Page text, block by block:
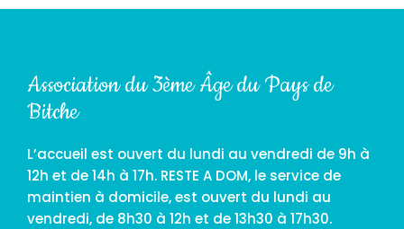
Association du 3ème Âge du Pays de
Bitche
L’accueil est ouvert du lundi au vendredi de 9h à
12h et de 14h à 17h. RESTE A DOM, le service de
maintien à domicile, est ouvert du lundi au
vendredi, de 8h30 à 12h et de 13h30 à 17h30.